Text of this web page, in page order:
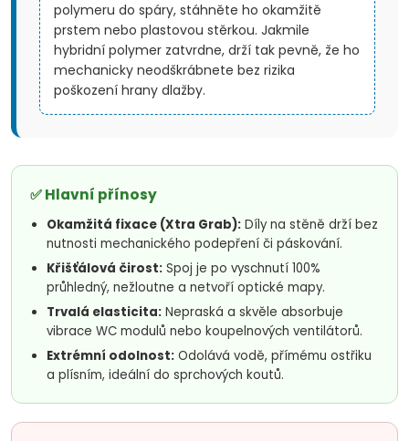
polymeru do spáry, stáhněte ho okamžitě
prstem nebo plastovou stěrkou. Jakmile
hybridní polymer zatvrdne, drží tak pevně, že ho
mechanicky neodškrábnete bez rizika
poškození hrany dlažby.
✅ Hlavní přínosy
Okamžitá fixace (Xtra Grab): Díly na stěně drží bez
nutnosti mechanického podepření či páskování.
Křišťálová čirost: Spoj je po vyschnutí 100%
průhledný, nežloutne a netvoří optické mapy.
Trvalá elasticita: Nepraská a skvěle absorbuje
vibrace WC modulů nebo koupelnových ventilátorů.
Extrémní odolnost: Odolává vodě, přímému ostřiku
a plísním, ideální do sprchových koutů.